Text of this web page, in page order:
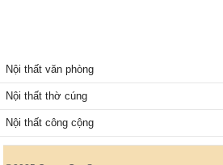
Nội thất văn phòng
Nội thất thờ cúng
Nội thất công cộng